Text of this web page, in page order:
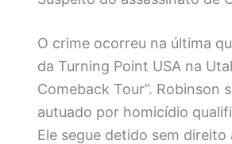
O crime ocorreu na última
da Turning Point USA na
Comeback Tour”. Robinson
autuado por homicídio
Ele segue detido sem